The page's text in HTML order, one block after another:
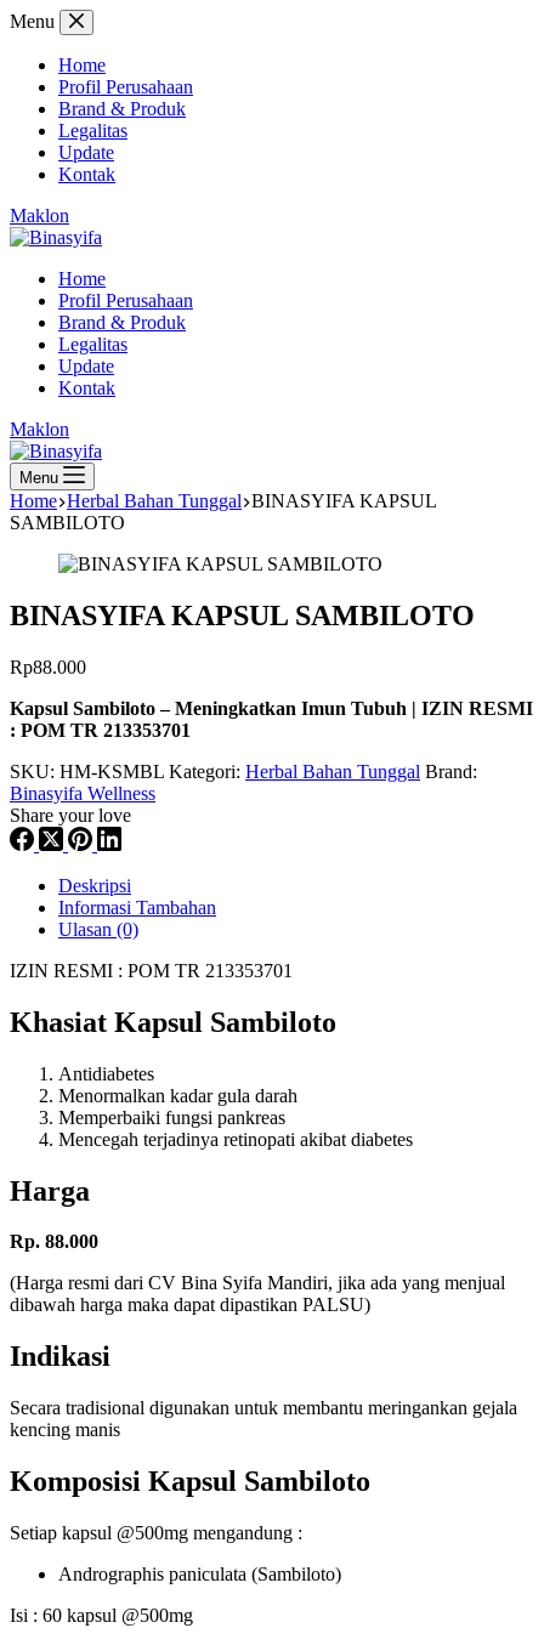
Skip
content
Menu
Home
Profil Perusahaan
Brand & Produk
Legalitas
Update
Kontak
Maklon
Home
Profil Perusahaan
Brand & Produk
Legalitas
Update
Kontak
Maklon
Menu
Home Herbal Bahan Tunggal BINASYIFA KAPSUL
SAMBILOTO
BINASYIFA KAPSUL SAMBILOTO
Rp88.000
Kapsul Sambiloto – Meningkatkan Imun Tubuh | IZIN RESMI
: POM TR 213353701
SKU: HM-KSMBL Kategori: Herbal Bahan Tunggal Brand:
Binasyifa Wellness
Share your love
Deskripsi
Informasi Tambahan
Ulasan (0)
IZIN RESMI : POM TR 213353701
Khasiat Kapsul Sambiloto
Antidiabetes
Menormalkan kadar gula darah
Memperbaiki fungsi pankreas
Mencegah terjadinya retinopati akibat diabetes
Harga
Rp. 88.000
(Harga resmi dari CV Bina Syifa Mandiri, jika ada yang menjual
dibawah harga maka dapat dipastikan PALSU)
Indikasi
Secara tradisional digunakan untuk membantu meringankan gejala
kencing manis
Komposisi Kapsul Sambiloto
Setiap kapsul @500mg mengandung :
Andrographis paniculata (Sambiloto)
Isi : 60 kapsul @500mg